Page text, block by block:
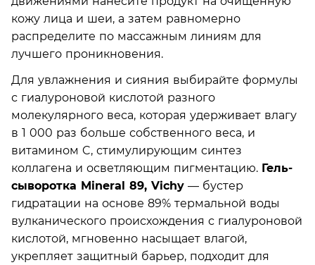
кожу лица и шеи, а затем равномерно
распределите по массажным линиям для
лучшего проникновения.
Для увлажнения и сияния выбирайте формулы
с гиалуроновой кислотой разного
молекулярного веса, которая удерживает влагу
в 1 000 раз больше собственного веса, и
витамином C, стимулирующим синтез
коллагена и осветляющим пигментацию. Гель-
сыворотка Mineral 89, Vichy — бустер
гидратации на основе 89% термальной воды
вулканического происхождения с гиалуроновой
кислотой, мгновенно насыщает влагой,
укрепляет защитный барьер, подходит для